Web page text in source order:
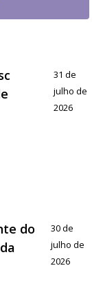
31 de
julho de
2026
do
30 de
julho de
2026